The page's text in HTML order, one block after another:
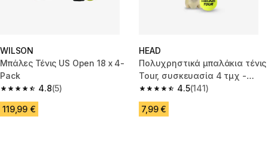
WILSON
Μπάλες Τένις US Open 18 x 4-
Pack
4.8
4.8 out of 5 stars from 5 reviews
(5)
119,99 €
HEAD
Πολυχρηστικά μπαλάκια τένις
Tour, συσκευασία 4 τμχ -
Κίτρινο
4.5
4.5 out of 5 stars from 141
(141)
7,99 €